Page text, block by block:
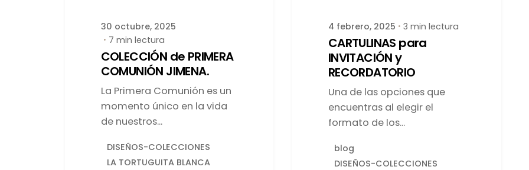
30 octubre, 2025
7 min lectura
COLECCIÓN de PRIMERA
COMUNIÓN JIMENA.
La Primera Comunión es un
momento único en la vida
de nuestros...
DISEÑOS-COLECCIONES
LA TORTUGUITA BLANCA
4 febrero, 2025 3 min lectura
CARTULINAS para
INVITACIÓN y
RECORDATORIO
Una de las opciones que
encuentras al elegir el
formato de los...
blog
DISEÑOS-COLECCIONES